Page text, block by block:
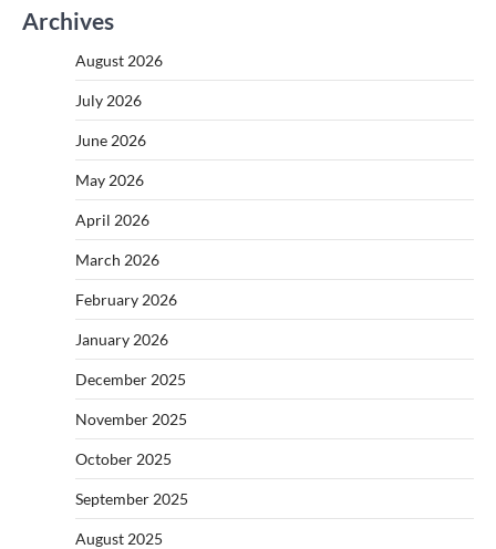
Archives
August 2026
July 2026
June 2026
May 2026
April 2026
March 2026
February 2026
January 2026
December 2025
November 2025
October 2025
September 2025
August 2025